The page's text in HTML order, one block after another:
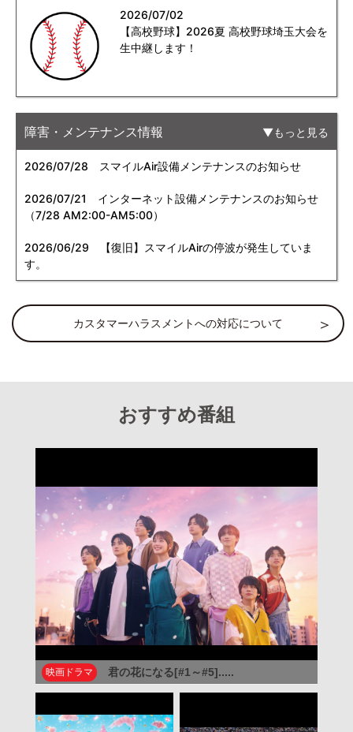
2026/07/02
【高校野球】2026夏 高校野球埼玉大会を
生中継します！
障害・メンテナンス情報 もっと見る
2026/07/28 スマイルAir設備メンテナンスのお知らせ
2026/07/21
インターネット設備メンテナンスのお知らせ
（7/28 AM2:00-AM5:00）
2026/06/29 【復旧】スマイルAirの停波が発生していま
す。
カスタマーハラスメントへの対応について
おすすめ番組